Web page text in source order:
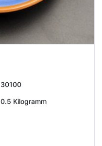
30100
0.5 Kilogramm